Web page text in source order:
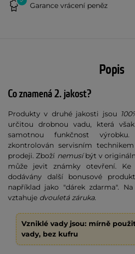
Garance vrácení peněz
Popis
Co znamená 2. jakost?
Produkty v druhé jakosti jsou
určitou drobnou vadu, která
samotnou funkčnost
zkontrolován servisním
prodeji. Zboží nemusíbýt v
může jevit známky otevření. Ke
dodávány další bonusové
například jako "dárek zdarma".
vztahuje dvouletá záruka.
Vzniklé vady jsou: mírně
vady, bez kufru